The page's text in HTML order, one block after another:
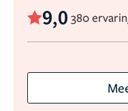
9,0 380